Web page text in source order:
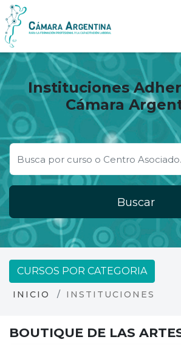
Instituciones
Cámara
Buscar
CURSOS POR CATEGORIA
INICIO INSTITUCIONES
BOUTIQUE DE LAS